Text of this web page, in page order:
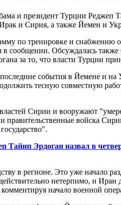
и президент Турции Реджеп
и Сирия, а также Йемен и
по тренировке и снабжению
сообщении. Обсуждалась
за то, что власти Турции
события в Йемене и на
тесную совместную
Сирии и вооружают
правительственные войска
Тайип Эрдоган назвал в
в регионе. Это уже начало
нетерпимо, и
начало военной